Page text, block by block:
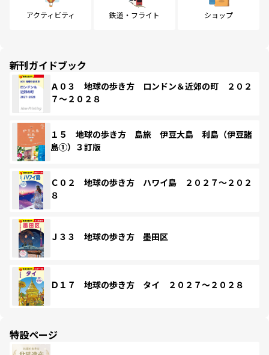
アクティビティ 鉄道・フライト ショップ
新刊ガイドブック
Ａ０３ 地球の歩き方 ロンドン＆近郊の町 ２０２
７～２０２８
１５ 地球の歩き方 島旅 伊豆大島 利島（伊豆諸
島①）３訂版
Ｃ０２ 地球の歩き方 ハワイ島 ２０２７～２０２
８
Ｊ３３ 地球の歩き方 墨田区
Ｄ１７ 地球の歩き方 タイ ２０２７～２０２８
特設ページ